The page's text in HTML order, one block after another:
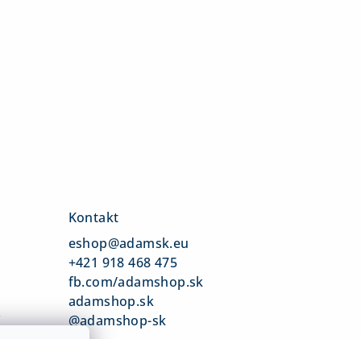
Kontakt
eshop@adamsk.eu
+421 918 468 475
fb.com/adamshop.sk
adamshop.sk
@adamshop-sk